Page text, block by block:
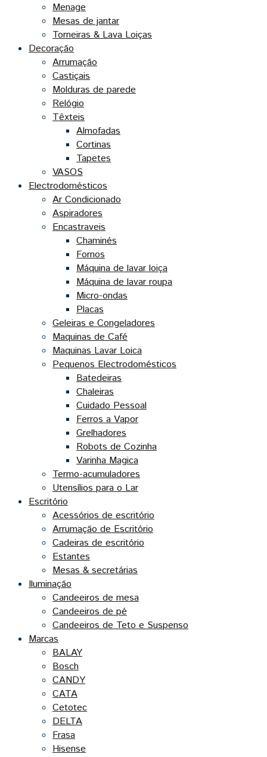
Menage
Mesas de jantar
Torneiras & Lava Loiças
Decoração
Arrumação
Castiçais
Molduras de parede
Relógio
Têxteis
Almofadas
Cortinas
Tapetes
VASOS
Electrodomésticos
Ar Condicionado
Aspiradores
Encastraveis
Chaminés
Fornos
Máquina de lavar loiça
Máquina de lavar roupa
Micro-ondas
Placas
Geleiras e Congeladores
Maquinas de Café
Maquinas Lavar Loica
Pequenos Electrodomésticos
Batedeiras
Chaleiras
Cuidado Pessoal
Ferros a Vapor
Grelhadores
Robots de Cozinha
Varinha Magica
Termo-acumuladores
Utensílios para o Lar
Escritório
Acessórios de escritório
Arrumação de Escritório
Cadeiras de escritório
Estantes
Mesas & secretárias
Iluminação
Candeeiros de mesa
Candeeiros de pé
Candeeiros de Teto e Suspenso
Marcas
BALAY
Bosch
CANDY
CATA
Cetotec
DELTA
Frasa
Hisense